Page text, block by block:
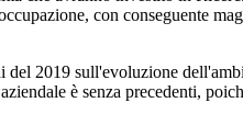
con conseguente
del 2019 sull'evoluzione
è senza precedenti,